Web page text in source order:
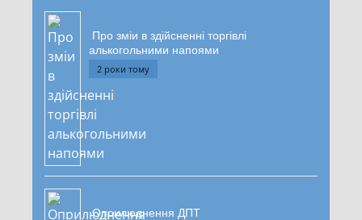
Про зміи в здійсненні торгівлі
алькогольними напоями
2 роки тому
Оприлюднення ДПТ